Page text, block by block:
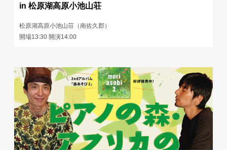
in 松原湖高原小池山荘
松原湖高原小池山荘（南佐久郡）
開場13:30 開演14:00